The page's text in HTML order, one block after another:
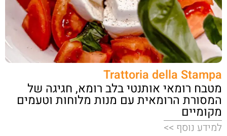
Trattoria della Stampa
מטבח רומאי אותנטי בלב רומא, חגיגה של
המסורת הרומאית עם מנות מלוחות וטעמים
מקומיים
למידע נוסף >>